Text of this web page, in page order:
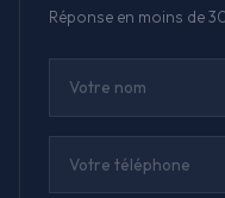
Réponse en moins de